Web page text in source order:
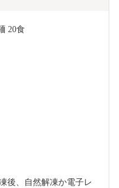
20食
後、自然解凍か電子レ